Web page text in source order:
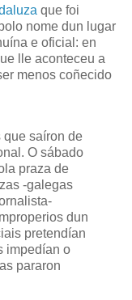
que foi
nome dun lugar
e oficial: en
lle aconteceu a
menos coñecido
que saíron de
O sábado
praza de
-galegas
dun
pretendían
impedían o
pararon